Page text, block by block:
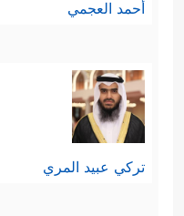
هؤلاء
وليس السيوف
وسيلةً
السيف ما هو
أحمد العجمي
تركي عبيد المري